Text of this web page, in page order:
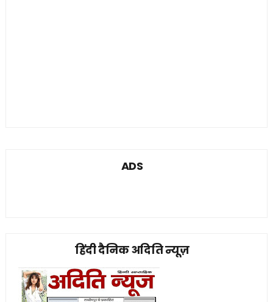
ADS
हिंदी दैनिक अदिति न्यूज़